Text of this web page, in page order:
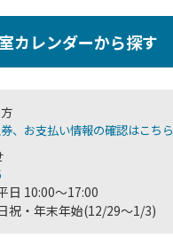
カレンダーから探す
、お支払い情報の確認はこちら
日 10:00～17:00
祝・年末年始(12/29～1/3)